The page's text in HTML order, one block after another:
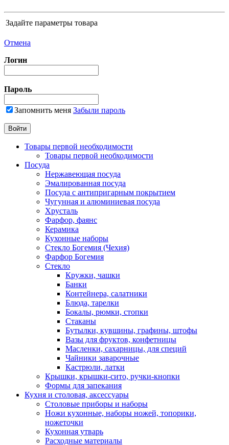
Задайте параметры товара
Отмена
Логин
Пароль
Запомнить меня Забыли пароль
Товары первой необходимости
Товары первой необходимости
Посуда
Нержавеющая посуда
Эмалированная посуда
Посуда с антипригарным покрытием
Чугунная и алюминиевая посуда
Хрусталь
Фарфор, фаянс
Керамика
Кухонные наборы
Стекло Богемия (Чехия)
Фарфор Богемия
Стекло
Кружки, чашки
Банки
Контейнера, салатники
Блюда, тарелки
Бокалы, рюмки, стопки
Стаканы
Бутылки, кувшины, графины, штофы
Вазы для фруктов, конфетницы
Масленки, сахарницы, для специй
Чайники заварочные
Кастрюли, латки
Крышки, крышки-сито, ручки-кнопки
Формы для запекания
Кухня и столовая, аксессуары
Столовые приборы и наборы
Ножи кухонные, наборы ножей, топорики,
ножеточки
Кухонная утварь
Расходные материалы